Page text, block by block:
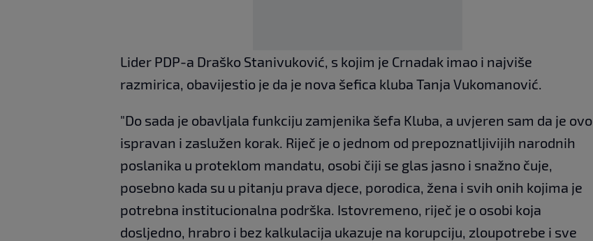
Lider PDP-a Draško Stanivuković, s kojim je Crnadak imao i najviše
razmirica, obavijestio je da je nova šefica kluba Tanja Vukomanović.
"Do sada je obavljala funkciju zamjenika šefa Kluba, a uvjeren sam da je ovo
ispravan i zaslužen korak. Riječ je o jednom od prepoznatljivijih narodnih
poslanika u proteklom mandatu, osobi čiji se glas jasno i snažno čuje,
posebno kada su u pitanju prava djece, porodica, žena i svih onih kojima je
potrebna institucionalna podrška. Istovremeno, riječ je o osobi koja
dosljedno, hrabro i bez kalkulacija ukazuje na korupciju, zloupotrebe i sve